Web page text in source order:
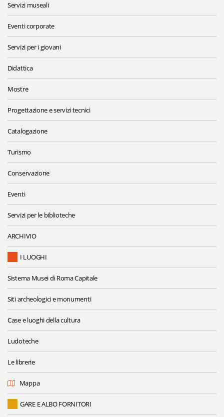
Servizi museali
Eventi corporate
Servizi per i giovani
Didattica
Mostre
Progettazione e servizi tecnici
Catalogazione
Turismo
Conservazione
Eventi
Servizi per le biblioteche
ARCHIVIO
I LUOGHI
Sistema Musei di Roma Capitale
Siti archeologici e monumenti
Case e luoghi della cultura
Ludoteche
Le librerie
Mappa
GARE E ALBO FORNITORI